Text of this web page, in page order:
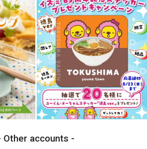
Other accounts